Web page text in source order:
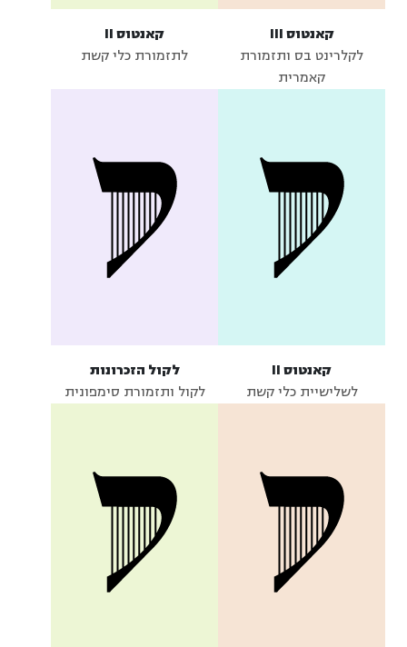
קאנטוס III
לקלרינט בס ותזמורת
קאמרית
קאנטוס II
לתזמורת כלי קשת
קאנטוס II
לשלישיית כלי קשת
לקול הזכרונות
לקול ותזמורת סימפונית